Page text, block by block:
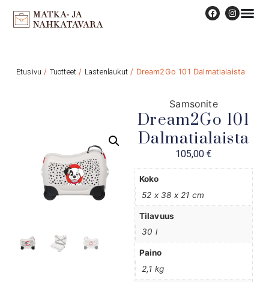
Etusivu / Tuotteet / Lastenlaukut/ Dream2Go 101 Dalmatialaista
Samsonite
Dream2Go 101
Dalmatialaista
105,00€
Koko
52 x 38 x 21 cm
Tilavuus
30 l
Paino
2,1 kg